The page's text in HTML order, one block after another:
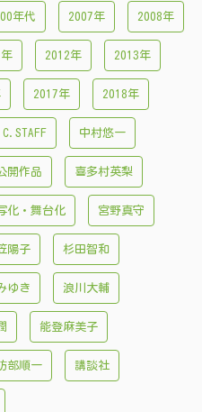
年代 2007年 2008年
2012年 2013年
2017年 2018年
中村悠一
開作品 喜多村英梨
化・舞台化 宮野真守
陽子 杉田智和
ゆき 浪川大輔
能登麻美子
部順一 講談社